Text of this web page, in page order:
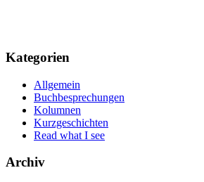
Kategorien
Allgemein
Buchbesprechungen
Kolumnen
Kurzgeschichten
Read what I see
Archiv